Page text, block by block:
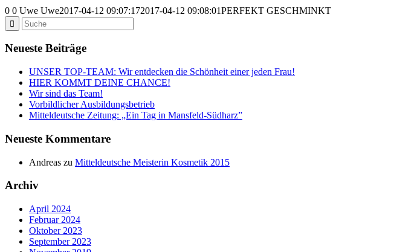
0 0 Uwe Uwe2017-04-12 09:07:172017-04-12 09:08:01PERFEKT GESCHMINKT
Neueste Beiträge
UNSER TOP-TEAM: Wir entdecken die Schönheit einer jeden Frau!
HIER KOMMT DEINE CHANCE!
Wir sind das Team!
Vorbildlicher Ausbildungsbetrieb
Mitteldeutsche Zeitung: „Ein Tag in Mansfeld-Südharz”
Neueste Kommentare
Andreas zu Mitteldeutsche Meisterin Kosmetik 2015
Archiv
April 2024
Februar 2024
Oktober 2023
September 2023